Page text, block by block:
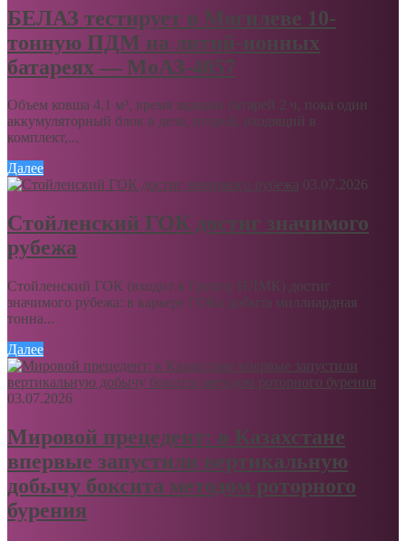
БЕЛАЗ тестирует в Могилеве 10-
тонную ПДМ на литий-ионных
батареях — МоАЗ-4057
Объем ковша 4,1 м³, время зарядки батарей 2 ч, пока один
аккумуляторный блок в деле, второй, входящий в
комплект,...
Далее
03.07.2026
Стойленский ГОК достиг значимого
рубежа
Стойленский ГОК (входит в Группу НЛМК) достиг
значимого рубежа: в карьере ГОКа добыта миллиардная
тонна...
Далее
03.07.2026
Мировой прецедент: в Казахстане
впервые запустили вертикальную
добычу боксита методом роторного
бурения